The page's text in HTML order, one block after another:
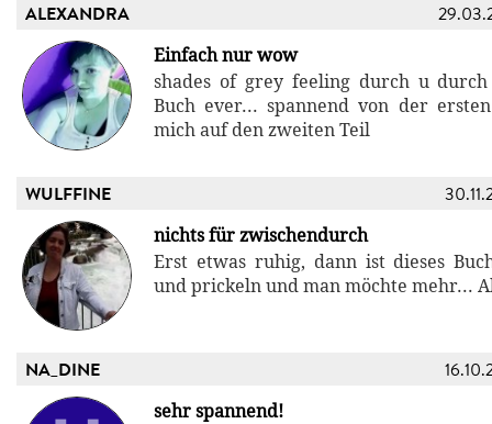
ALEXANDRA
Einfach nur wow
shades of grey feeling durch u
Buch ever... spannend von der
mich auf den zweiten Teil
WULFFINE
nichts für zwischendurch
Erst etwas ruhig, dann ist dieses
und prickeln und man möchte mehr...
NA_DINE
sehr spannend!